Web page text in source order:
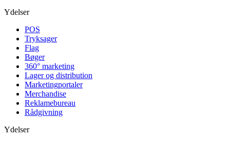
Ydelser
POS
Tryksager
Flag
Bøger
360° marketing
Lager og distribution
Marketing­portaler
Merchandise
Reklamebureau
Rådgivning
Ydelser